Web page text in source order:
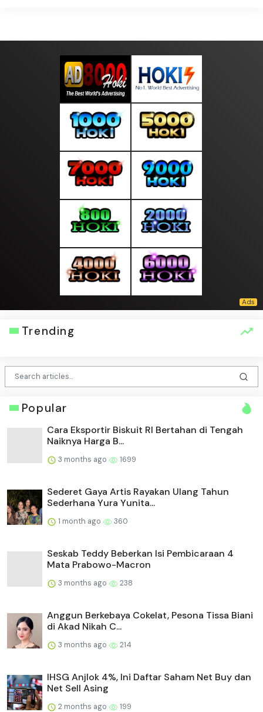
Trending
Popular
Cara Eksportir Biskuit RI Bertahan di Tengah
Naiknya Harga B...
3 months ago 1699
Sederet Gaya Artis Rayakan Ulang Tahun
Sederhana Yura Yunita...
1 month ago 360
Seskab Teddy Beberkan Isi Pembicaraan 4
Mata Prabowo-Macron
3 months ago 238
Anggun Berkebaya Cokelat, Pesona Tissa Biani
di Akad Nikah C...
3 months ago 214
IHSG Anjlok 4%, Ini Daftar Saham Net Buy dan
Net Sell Asing
2 months ago 199